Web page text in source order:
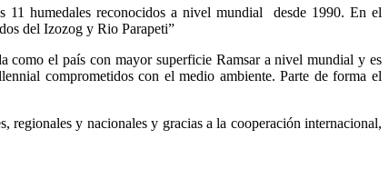
humedales reconocidos a nivel mundial desde 1990. En el
del Izozog y Rio Parapeti”
el país con mayor superficie Ramsar a nivel mundial y es
comprometidos con el medio ambiente. Parte de forma el
y nacionales y gracias a la cooperación internacional,